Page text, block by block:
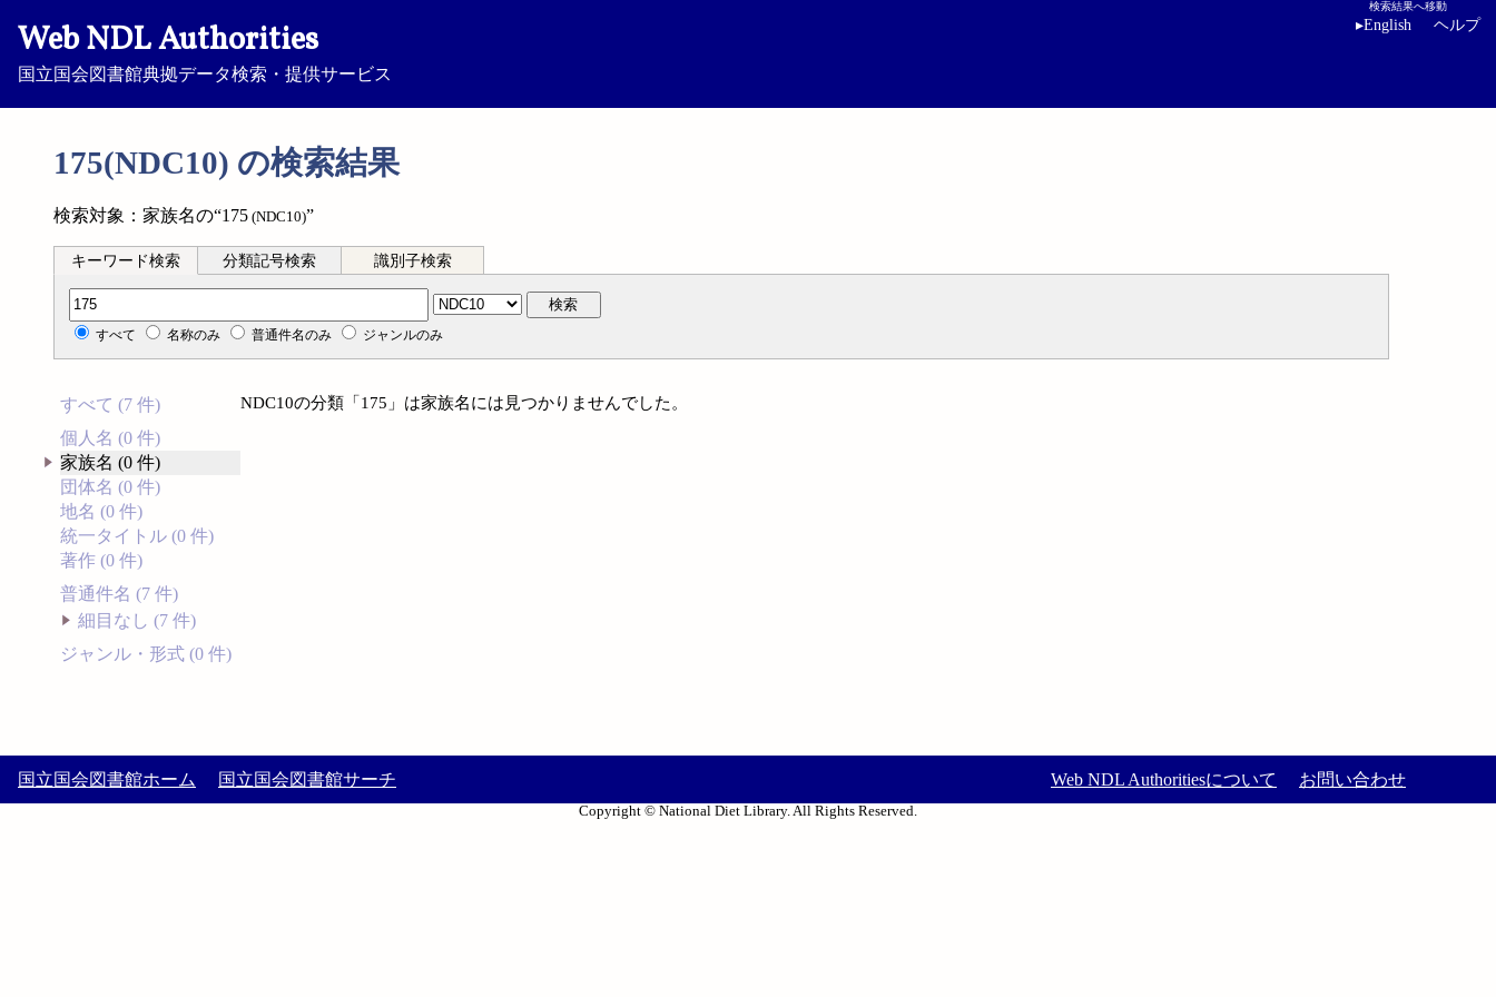
Web NDL Authorities
国立国会図書館典拠データ検索・提供サービス
検索結果へ移動
▸English ヘルプ
175(NDC10) の検索結果
検索対象：家族名の“175 (NDC10)”
キーワード検索 分類記号検索 識別子検索
分類記号検索 検索
すべて 名称のみ 普通件名のみ ジャンルのみ
すべて (7 件)
個人名 (0 件)
家族名 (0 件)
団体名 (0 件)
地名 (0 件)
統一タイトル (0 件)
著作 (0 件)
普通件名 (7 件)
細目なし (7 件)
ジャンル・形式 (0 件)
NDC10の分類「175」は家族名には見つかりませんでした。
国立国会図書館ホーム 国立国会図書館サーチ Web NDL Authoritiesについて お問い合わせ
Copyright © National Diet Library. All Rights Reserved.